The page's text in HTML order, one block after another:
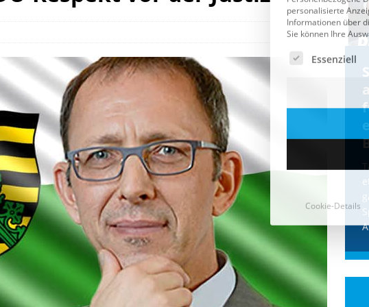
CDU & Ampel wollen nach
der Wahl wieder Afghanen
einfliegen: Zeit für ein
Asylmoratorium!
Die Bundesregierung und die CDU
halten die Wähler für dumm! Weil die
Stimmung wegen der von Afghanen
verübten Anschläge kippte, wurden die
Flüge vor der
[...]
Cookie-Details